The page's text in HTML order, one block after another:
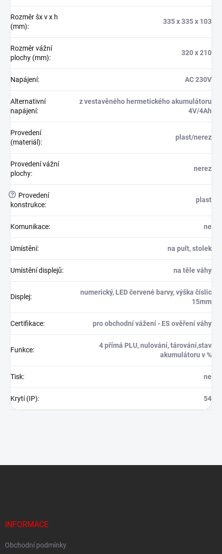
Rozměr šx v x h
(mm):
335 x 335 x 103
Rozměr vážní
plochy (mm):
320 x 210
Napájení: AC 230V
Alternativní
napájení:
z vestavěného hermetického akumulátoru
4V/4Ah
Provedení
(materiál):
plast/nerez
Provedení vážní
plochy:
nerez
?
Provedení
konstrukce:
plast
Komunikace: ne
Umístění: na pult, stolek
Umístění displejů: na těle váhy
Displej:
numerický, LED červené barvy, výška číslic
15mm
Certifikace: pro obchodní vážení - ES ověření váhy
Funkce:
4 přímá PLU, nulování, tárování,stav
akumulátoru v %
Tisk: ne
Krytí (IP): 54
INFORMACE
Obchodní podmínky